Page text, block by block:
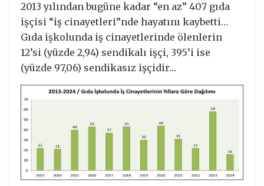
2013 yılından bugüne kadar “en az” 407 gıda
işçisi “iş cinayetleri”nde hayatını kaybetti…
Gıda işkolunda iş cinayetlerinde ölenlerin
12’si (yüzde 2,94) sendikalı işçi, 395’i ise
(yüzde 97,06) sendikasız işçidir…